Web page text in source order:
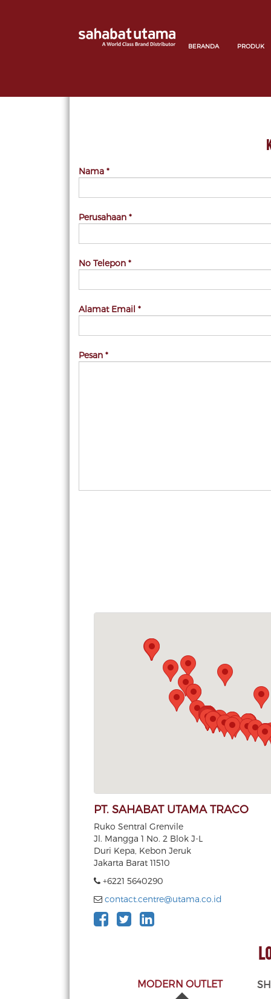
BERANDA PRODUK
Nama *
Perusahaan *
No Telepon *
Alamat Email *
Pesan *
PT. SAHABAT UTAMA TRACO
Ruko Sentral Grenvile
Jl. Mangga 1 No. 2 Blok J-L
Duri Kepa, Kebon Jeruk
Jakarta Barat 11510
+6221 5640290
contact.centre@utama.co.id
MODERN OUTLET